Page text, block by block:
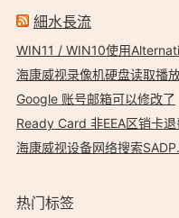
細水長流
WIN11 / WIN10使用
海康威视录像机硬盘读取播
Google 账号邮箱可以修改了
Ready Card 非EEA区销卡
海康威视设备网络搜索
热门标签